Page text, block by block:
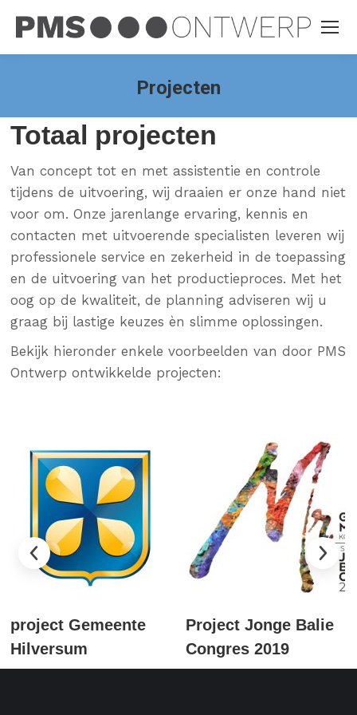
Projecten
Totaal projecten
Van concept tot en met assistentie en controle
tijdens de uitvoering, wij draaien er onze hand niet
voor om. Onze jarenlange ervaring, kennis en
contacten met uitvoerende specialisten leveren wij
professionele service en zekerheid in de toepassing
en de uitvoering van het productieproces. Met het
oog op de kwaliteit, de planning adviseren wij u
graag bij lastige keuzes èn slimme oplossingen.
Bekijk hieronder enkele voorbeelden van door PMS
Ontwerp ontwikkelde projecten:
project Gemeente
Hilversum
Project Jonge Balie
Congres 2019